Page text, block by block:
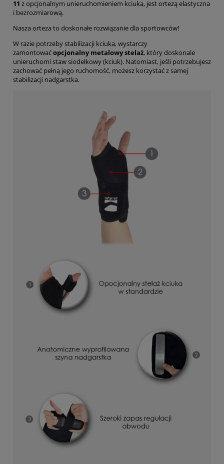
11 z opcjonalnym unieruchomieniem kciuka, jest ortezą elastyczna
i bezrozmiarową.
Nasza orteza to doskonałe rozwiązanie dla sportowców!
W razie potrzeby stabilizacji kciuka, wystarczy
zamontowaćopcjonalny metalowy stelaż, który doskonale
unieruchomi staw siodełkowy (kciuk). Natomiast, jeśli potrzebujesz
zachować pełną jego ruchomość, możesz korzystać z samej
stabilizacji nadgarstka.